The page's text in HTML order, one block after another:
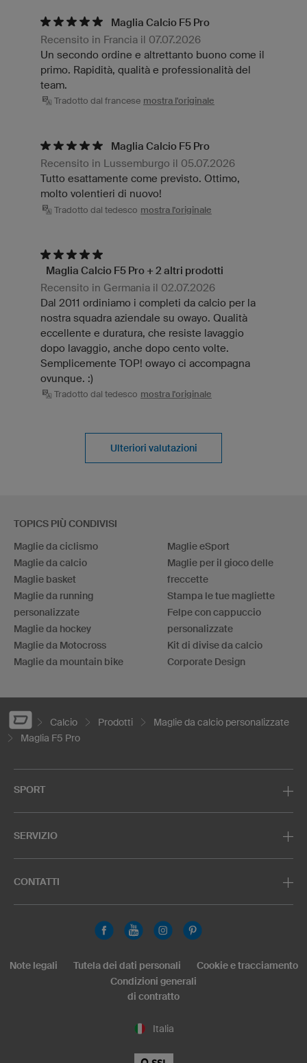
Maglia Calcio F5 Pro
Recensito in Francia il 07.07.2026
Un secondo ordine e altrettanto buono come il
primo. Rapidità, qualità e professionalità del
team.
Tradotto dal francese mostra l'originale
Maglia Calcio F5 Pro
Recensito in Lussemburgo il 05.07.2026
Tutto esattamente come previsto. Ottimo,
molto volentieri di nuovo!
Tradotto dal tedesco mostra l'originale
Maglia Calcio F5 Pro + 2 altri prodotti
Recensito in Germania il 02.07.2026
Dal 2011 ordiniamo i completi da calcio per la
nostra squadra aziendale su owayo. Qualità
eccellente e duratura, che resiste lavaggio
dopo lavaggio, anche dopo cento volte.
Semplicemente TOP! owayo ci accompagna
ovunque. :)
Tradotto dal tedesco mostra l'originale
Ulteriori valutazioni
TOPICS PIÙ CONDIVISI
Maglie da ciclismo
Maglie da calcio
Maglie basket
Maglie da running
personalizzate
Maglie da hockey
Maglie da Motocross
Maglie da mountain bike
Maglie eSport
Maglie per il gioco delle
freccette
Stampa le tue magliette
Felpe con cappuccio
personalizzate
Kit di divise da calcio
Corporate Design
Calcio Prodotti
Maglie da calcio personalizzate
Maglia F5 Pro
SPORT
SERVIZIO
CONTATTI
Italia
Note legali Tutela dei dati personali
Cookie e tracciamento
Condizioni generali
di contratto